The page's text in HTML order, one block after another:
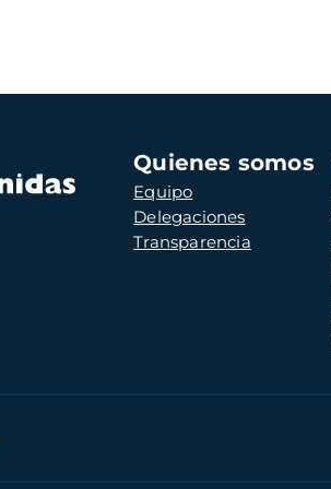
Navegación
principal
Quienes somos
Equipo
Delegaciones
Transparencia